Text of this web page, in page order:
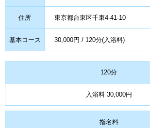
住所 東京都台東区千束4-41-10
基本コース 30,000円 / 120分(入浴料)
120分
入浴料 30,000円
指名料